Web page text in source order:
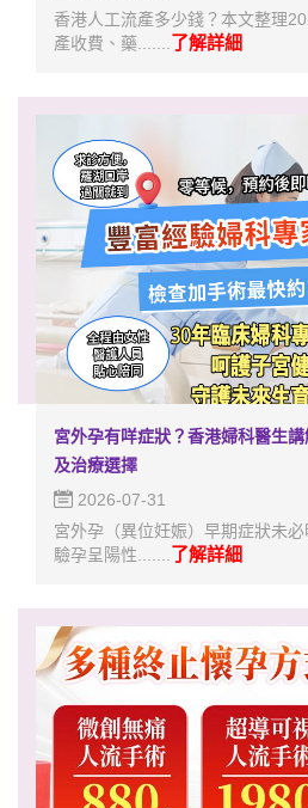
香港人工流產多少錢？本文整理
產收費、藥....... 了解詳細
宮外孕有咩症狀？香港婦科醫生
及治療選擇
2026-07-31
宮外孕（異位妊娠）早期症狀未
驗孕呈陽性....... 了解詳細